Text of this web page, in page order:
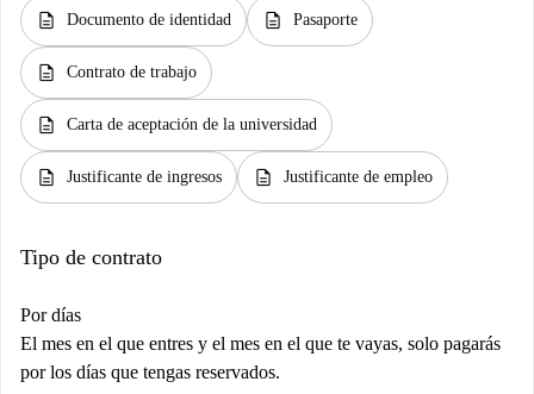
description Documento de identidad description Pasaporte
description Contrato de trabajo
description Carta de aceptación de la universidad
description Justificante de ingresos description Justificante de empleo
Tipo de contrato
Por días
El mes en el que entres y el mes en el que te vayas, solo pagarás
por los días que tengas reservados.